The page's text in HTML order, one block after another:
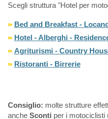
Scegli struttura "Hotel per
Bed and Breakfast -
Hotel - Alberghi -
Agriturismi - Country
Ristoranti - Birrerie
Consiglio: molte strutture
anche Sconti per i motociclisti